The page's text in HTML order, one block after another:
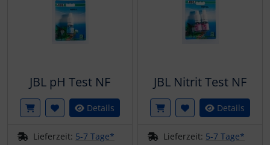
JBL pH Test NF
Details
Lieferzeit: 5-7 Tage*
JBL Nitrit Test NF
Details
Lieferzeit: 5-7 Tage*